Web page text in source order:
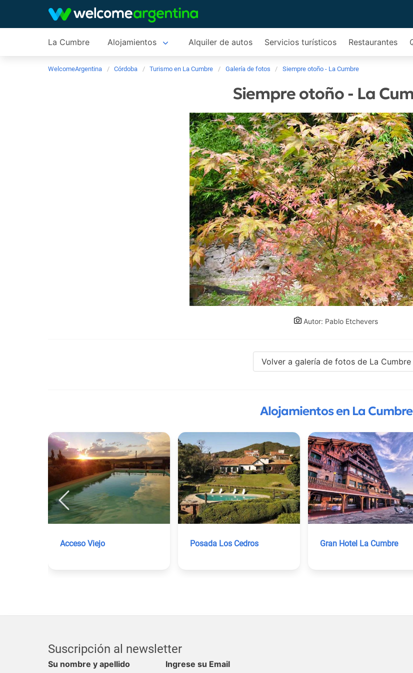
La Cumbre Alojamientos Alquiler de autos Servicios turísticos Restaurantes
WelcomeArgentina Córdoba Turismo en La Cumbre Galería de fotos Siempre otoño - La Cumbre
Siempre otoño - La
Autor: Pablo Etchevers
Volver a galería de fotos de La Cumbre
Alojamientos en La Cumbre
Acceso Viejo Posada Los Cedros Gran Hotel La Cumbre
Suscripción al newsletter
Su nombre y apellido Ingrese su Email